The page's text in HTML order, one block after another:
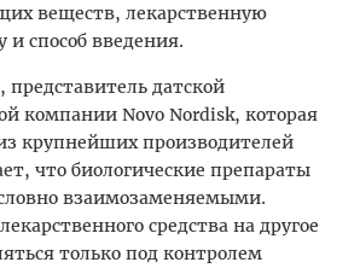
веществ, лекарственную
и способ введения.
представитель датской
компании Novo Nordisk, которая
крупнейших производителей
что биологические препараты
взаимозаменяемыми.
средства на другое
только под контролем